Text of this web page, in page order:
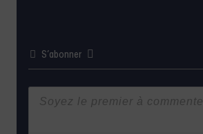
S’abonner